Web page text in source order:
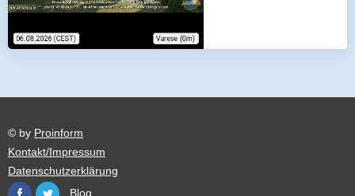
© by Proinform
Kontakt/Impressum
Datenschutzerklärung
Blog